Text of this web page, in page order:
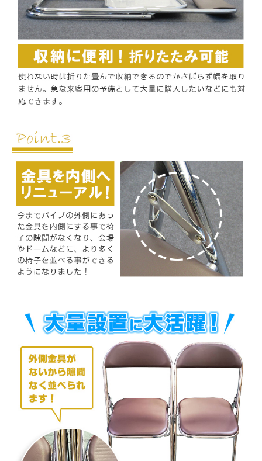
お買い物を続ける カートへ進む